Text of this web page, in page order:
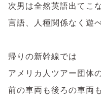
次男は全然英語出てこ
言語、人種関係なく遊
帰りの新幹線では
アメリカ人ツアー団
前の車両も後ろの車両